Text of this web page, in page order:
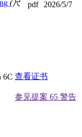
(尺
pdf 2026/5/7
6C 查看证书
参见提案 65 警告